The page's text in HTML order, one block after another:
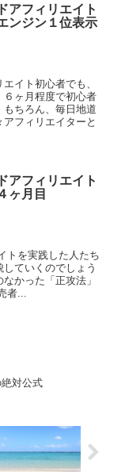
アフィリエイト
ンジン１位表示
イト初心者でも、
６ヶ月程度で初心者
ちろん、毎日地道
フィリエイターと
アフィリエイト
ヶ月目
トを実践した人たち
ていくのでしょう
かった「正攻法」
者...
対公式